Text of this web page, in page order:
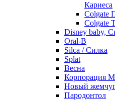
Кариеса
Colgate
Colgate
Disney baby,
Oral-B
Silca / Силка
Splat
Весна
Корпорация
Новый
Пародонтол